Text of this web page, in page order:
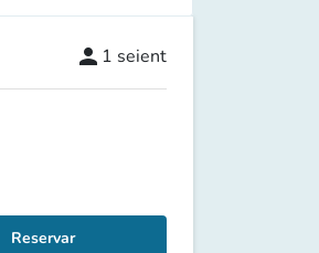
person 1 seient
Reservar